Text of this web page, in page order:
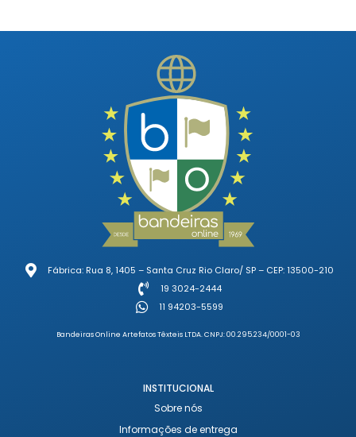
Fábrica: Rua 8, 1405 – Santa Cruz Rio Claro/ SP – CEP: 13500-210
19 3024-2444
11 94203-5599
Bandeiras Online Artefatos Têxteis LTDA. CNPJ: 00.295.234/0001-03
INSTITUCIONAL
Sobre nós
Informações de entrega